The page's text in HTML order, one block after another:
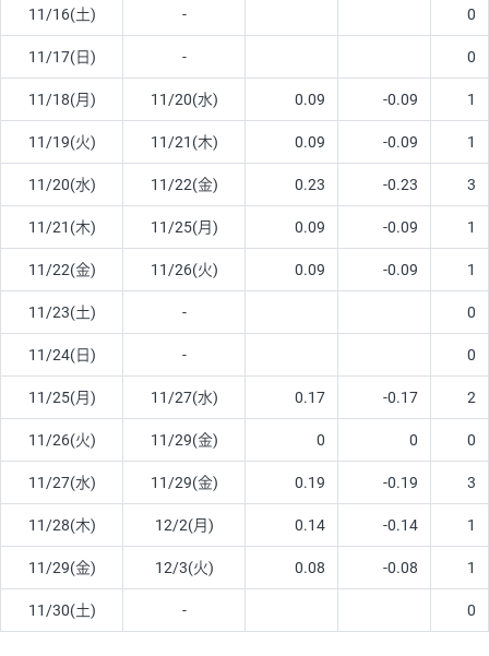
11/16(土) - 0
11/17(日) - 0
11/18(月) 11/20(水) 0.09 -0.09 1
11/19(火) 11/21(木) 0.09 -0.09 1
11/20(水) 11/22(金) 0.23 -0.23 3
11/21(木) 11/25(月) 0.09 -0.09 1
11/22(金) 11/26(火) 0.09 -0.09 1
11/23(土) - 0
11/24(日) - 0
11/25(月) 11/27(水) 0.17 -0.17 2
11/26(火) 11/29(金) 0 0 0
11/27(水) 11/29(金) 0.19 -0.19 3
11/28(木) 12/2(月) 0.14 -0.14 1
11/29(金) 12/3(火) 0.08 -0.08 1
11/30(土) - 0